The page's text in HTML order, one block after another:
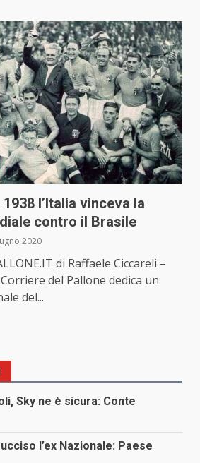
l’Italia vinceva la
contro il Brasile
2020
di Raffaele Ciccareli –
del Pallone dedica un
del...
Sky ne è sicura: Conte
l’ex Nazionale: Paese